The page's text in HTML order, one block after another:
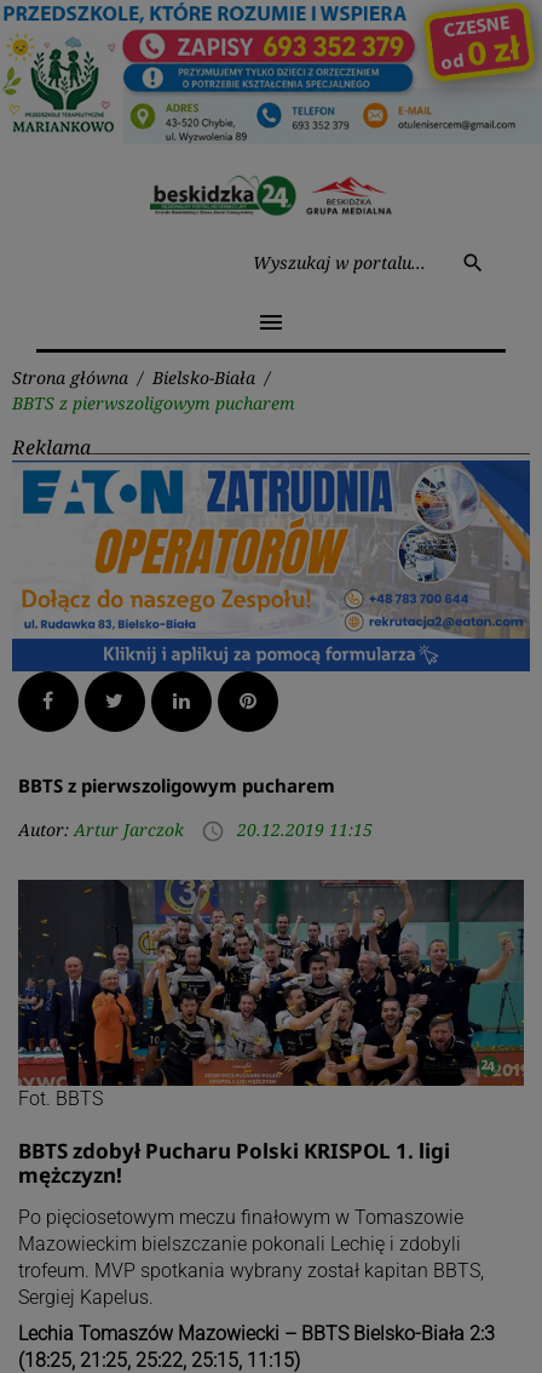
Przejdź
do
treści
search
menu
Strona główna / Bielsko-Biała /
BBTS z pierwszoligowym pucharem
Reklama
Facebook Twitter LinkedInPinterest
BBTS z pierwszoligowym pucharem
Autor: Artur Jarczok access_time 20.12.2019 11:15
Fot. BBTS
BBTS zdobył Pucharu Polski KRISPOL 1. ligi
mężczyzn!
Po pięciosetowym meczu finałowym w Tomaszowie
Mazowieckim bielszczanie pokonali Lechię i zdobyli
trofeum. MVP spotkania wybrany został kapitan BBTS,
Sergiej Kapelus.
Lechia Tomaszów Mazowiecki – BBTS Bielsko-Biała 2:3
(18:25, 21:25, 25:22, 25:15, 11:15)